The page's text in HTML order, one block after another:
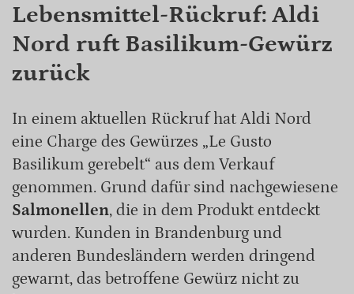
Lebensmittel-Rückruf: Aldi
Nord ruft Basilikum-Gewürz
zurück
In einem aktuellen Rückruf hat Aldi Nord
eine Charge des Gewürzes „Le Gusto
Basilikum gerebelt“ aus dem Verkauf
genommen. Grund dafür sind nachgewiesene
Salmonellen, die in dem Produkt entdeckt
wurden. Kunden in Brandenburg und
anderen Bundesländern werden dringend
gewarnt, das betroffene Gewürz nicht zu